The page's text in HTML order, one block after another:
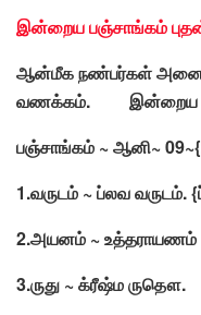
இன்றைய பஞ்சாங்கம்
ஆன்மீக நண்பர்கள்
வணக்கம். இன்றைய
பஞ்சாங்கம் ~ ஆனி~
1.வருடம் ~ ப்லவ
2.அயனம் ~ உத்தராயணம்
3.ருது ~ க்ரீஷ்ம ருதௌ.